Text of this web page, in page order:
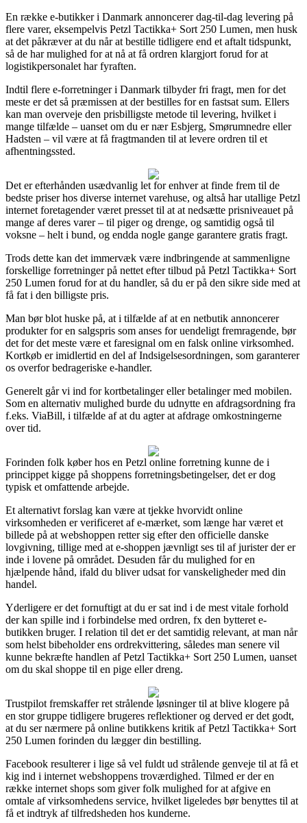
En række e-butikker i Danmark annoncerer dag-til-dag levering på
flere varer, eksempelvis Petzl Tactikka+ Sort 250 Lumen, men husk
at det påkræver at du når at bestille tidligere end et aftalt tidspunkt,
så de har mulighed for at nå at få ordren klargjort forud for at
logistikpersonalet har fyraften.
Indtil flere e-forretninger i Danmark tilbyder fri fragt, men for det
meste er det så præmissen at der bestilles for en fastsat sum. Ellers
kan man overveje den prisbilligste metode til levering, hvilket i
mange tilfælde – uanset om du er nær Esbjerg, Smørumnedre eller
Hadsten – vil være at få fragtmanden til at levere ordren til et
afhentningssted.
Det er efterhånden usædvanlig let for enhver at finde frem til de
bedste priser hos diverse internet varehuse, og altså har utallige Petzl
internet foretagender været presset til at at nedsætte prisniveauet på
mange af deres varer – til piger og drenge, og samtidig også til
voksne – helt i bund, og endda nogle gange garantere gratis fragt.
Trods dette kan det immervæk være indbringende at sammenligne
forskellige forretninger på nettet efter tilbud på Petzl Tactikka+ Sort
250 Lumen forud for at du handler, så du er på den sikre side med at
få fat i den billigste pris.
Man bør blot huske på, at i tilfælde af at en netbutik annoncerer
produkter for en salgspris som anses for uendeligt fremragende, bør
det for det meste være et faresignal om en falsk online virksomhed.
Kortkøb er imidlertid en del af Indsigelsesordningen, som garanterer
os overfor bedrageriske e-handler.
Generelt går vi ind for kortbetalinger eller betalinger med mobilen.
Som en alternativ mulighed burde du udnytte en afdragsordning fra
f.eks. ViaBill, i tilfælde af at du agter at afdrage omkostningerne
over tid.
Forinden folk køber hos en Petzl online forretning kunne de i
princippet kigge på shoppens forretningsbetingelser, det er dog
typisk et omfattende arbejde.
Et alternativt forslag kan være at tjekke hvorvidt online
virksomheden er verificeret af e-mærket, som længe har været et
billede på at webshoppen retter sig efter den officielle danske
lovgivning, tillige med at e-shoppen jævnligt ses til af jurister der er
inde i lovene på området. Desuden får du mulighed for en
hjælpende hånd, ifald du bliver udsat for vanskeligheder med din
handel.
Yderligere er det fornuftigt at du er sat ind i de mest vitale forhold
der kan spille ind i forbindelse med ordren, fx den bytteret e-
butikken bruger. I relation til det er det samtidig relevant, at man når
som helst bibeholder ens ordrekvittering, således man senere vil
kunne bekræfte handlen af Petzl Tactikka+ Sort 250 Lumen, uanset
om du skal shoppe til en pige eller dreng.
Trustpilot fremskaffer ret strålende løsninger til at blive klogere på
en stor gruppe tidligere brugeres reflektioner og derved er det godt,
at du ser nærmere på online butikkens kritik af Petzl Tactikka+ Sort
250 Lumen forinden du lægger din bestilling.
Facebook resulterer i lige så vel fuldt ud strålende genveje til at få et
kig ind i internet webshoppens troværdighed. Tilmed er der en
række internet shops som giver folk mulighed for at afgive en
omtale af virksomhedens service, hvilket ligeledes bør benyttes til at
få et indtryk af tilfredsheden hos kunderne.